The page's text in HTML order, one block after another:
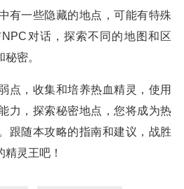
有一些隐藏的地点，可能有特殊
对话，探索不同的地图和区
密。
点，收集和培养热血精灵，使用
力，探索秘密地点，您将成为热
跟随本攻略的指南和建议，战胜
灵王吧！